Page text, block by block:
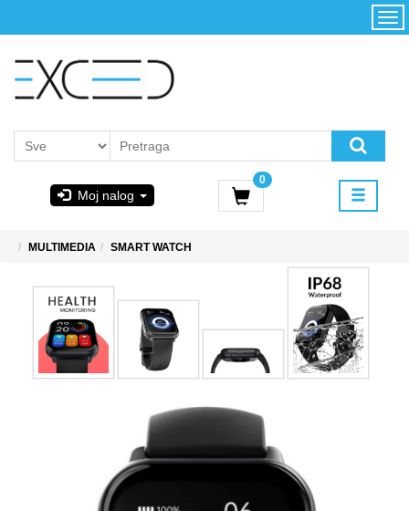
Moj nalog
0
Početna
korišćenja i
PoweredByAsus
MICROSOFT
MULTIMEDIA SMART WATCH